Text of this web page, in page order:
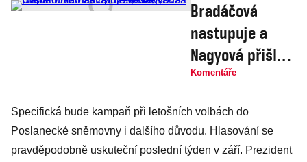
Bradáčová
nastupuje a
Nagyová přišla
o imunitu. Může
hnízdo zavařit
Babišovi?
Komentáře
Specifická bude kampaň při letošních volbách do
Poslanecké sněmovny i dalšího důvodu. Hlasování se
pravděpodobně uskuteční poslední týden v září. Prezident